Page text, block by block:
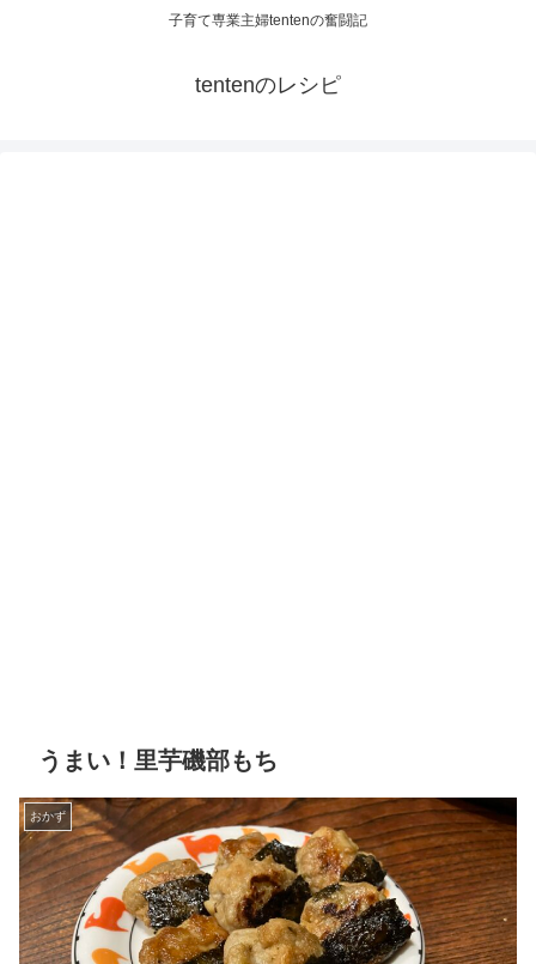
子育て専業主婦tentenの奮闘記
tentenのレシピ
うまい！里芋磯部もち
おかず